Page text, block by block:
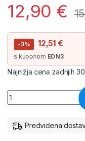
12,90 €
-3% 12,51€
s kuponom EDN3
Najnižja cena zadnjih
Lažna kamera ACS
Predvidena